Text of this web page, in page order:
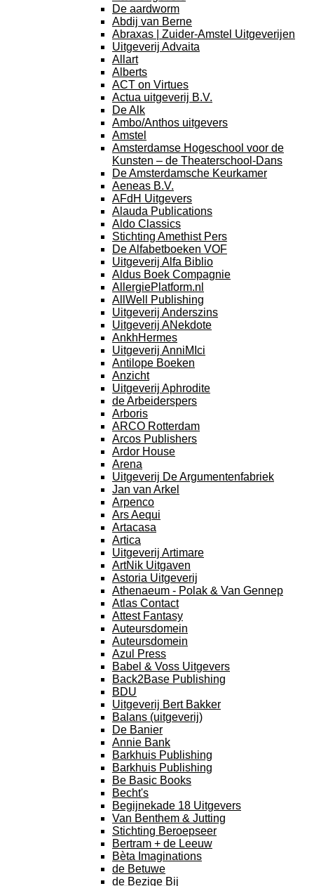
De aardworm
Abdij van Berne
Abraxas | Zuider-Amstel Uitgeverijen
Uitgeverij Advaita
Allart
Alberts
ACT on Virtues
Actua uitgeverij B.V.
De Alk
Ambo/Anthos uitgevers
Amstel
Amsterdamse Hogeschool voor de
Kunsten – de Theaterschool-Dans
De Amsterdamsche Keurkamer
Aeneas B.V.
AFdH Uitgevers
Alauda Publications
Aldo Classics
Stichting Amethist Pers
De Alfabetboeken VOF
Uitgeverij Alfa Biblio
Aldus Boek Compagnie
AllergiePlatform.nl
AllWell Publishing
Uitgeverij Anderszins
Uitgeverij ANekdote
AnkhHermes
Uitgeverij AnniMIci
Antilope Boeken
Anzicht
Uitgeverij Aphrodite
de Arbeiderspers
Arboris
ARCO Rotterdam
Arcos Publishers
Ardor House
Arena
Uitgeverij De Argumentenfabriek
Jan van Arkel
Arpenco
Ars Aequi
Artacasa
Artica
Uitgeverij Artimare
ArtNik Uitgaven
Astoria Uitgeverij
Athenaeum - Polak & Van Gennep
Atlas Contact
Attest Fantasy
Auteursdomein
Auteursdomein
Azul Press
Babel & Voss Uitgevers
Back2Base Publishing
BDU
Uitgeverij Bert Bakker
Balans (uitgeverij)
De Banier
Annie Bank
Barkhuis Publishing
Barkhuis Publishing
Be Basic Books
Becht's
Begijnekade 18 Uitgevers
Van Benthem & Jutting
Stichting Beroepseer
Bertram + de Leeuw
Bèta Imaginations
de Betuwe
de Bezige Bij